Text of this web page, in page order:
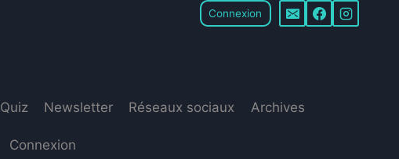
Connexion
Quiz Newsletter Réseaux sociaux Archives
Connexion